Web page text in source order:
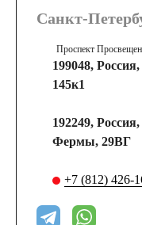
Санкт-
Проспект
199048,
145к1
192249,
Фермы, 29ВГ
+7 (812) 426-